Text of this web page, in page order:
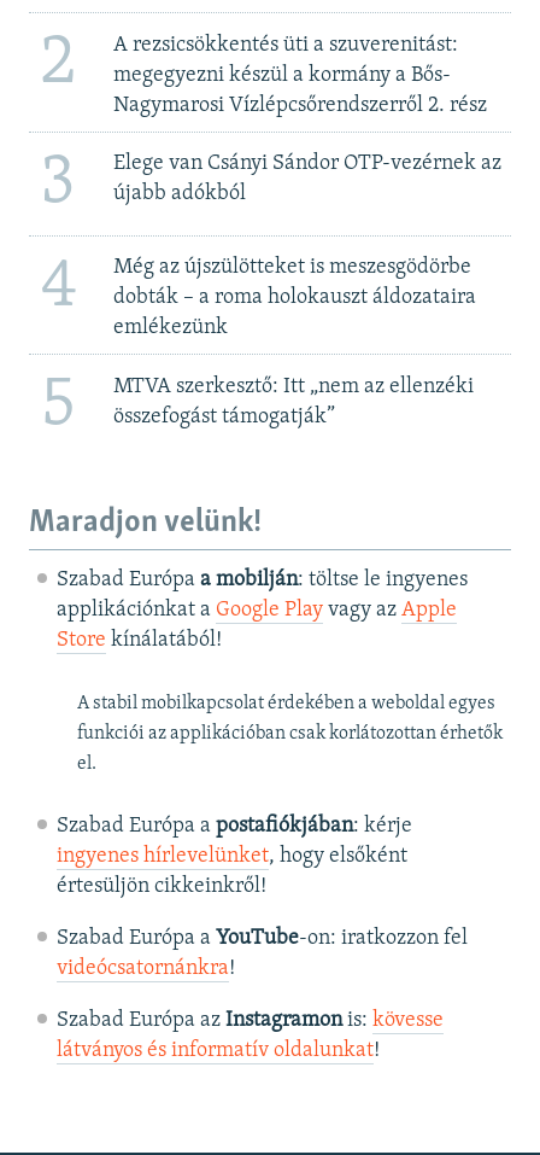
2
A rezsicsökkentés üti a szuverenitást:
megegyezni készül a kormány a Bős-
Nagymarosi Vízlépcsőrendszerről 2. rész
3
Elege van Csányi Sándor OTP-vezérnek az
újabb adókból
4
Még az újszülötteket is meszesgödörbe
dobták – a roma holokauszt áldozataira
emlékezünk
5
MTVA szerkesztő: Itt „nem az ellenzéki
összefogást támogatják”
Maradjon velünk!
Szabad Európa a mobilján: töltse le ingyenes
applikációnkat a Google Playvagy az Apple
Store kínálatából!
A stabil mobilkapcsolat érdekében a weboldal egyes
funkciói az applikációban csak korlátozottan érhetők
el.
Szabad Európa a postafiókjában: kérje
ingyenes hírlevelünket, hogy elsőként
értesüljön cikkeinkről!
Szabad Európa a YouTube-on: iratkozzon fel
videócsatornánkra!
Szabad Európa az Instagramonis: kövesse
látványos és informatív oldalunkat! ​